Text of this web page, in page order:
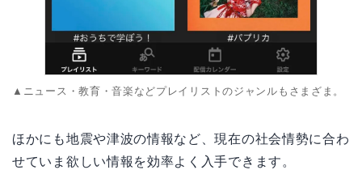
▲ニュース・教育・音楽などプレイリストのジャンルもさまざま。
ほかにも地震や津波の情報など、現在の社会情勢に合わ
せていま欲しい情報を効率よく入手できます。